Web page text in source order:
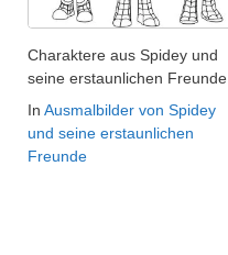
Charaktere aus Spidey und
seine erstaunlichen Freunde
In Ausmalbilder von Spidey
und seine erstaunlichen
Freunde